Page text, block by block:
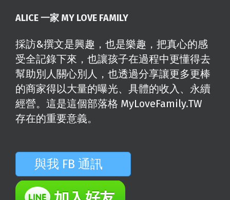
ALICE 一家 MY LOVE FAMILY
採訪&撰文是興趣，也是樂趣，把真心的感
受全記錄下來，也讓孩子在過程中更懂得去
幫助別人關心別人，也透過分享讓更多更棒
的商家得以大量的曝光、具體的收入、永續
經營。這是這個部落格 MyLoveFamily.TW
存在的重要意義。
與我 FB 通訊